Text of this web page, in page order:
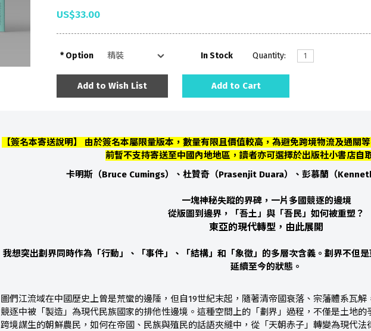
US$33.00
Option In Stock Quantity:
Add to Wish List Add to Cart
【簽名本寄送說明】 由於簽名本屬限量版本，數量有限且價值較高，為避免跨境物流及通關
前暫不支持寄送至中國內地地區，讀者亦可選擇於出版社小書店自
卡明斯（Bruce Cumings）、杜贊奇（Prasenjit Duara）、彭慕蘭（
一塊神秘失蹤的界碑，一片多國競逐的邊境
從版圖到邊界，「吾土」與「吾民」如何被重塑？
東亞的現代轉型，由此展開
我想突出劃界同時作為「行動」、「事件」、「結構」和「象徵」的多層次含義。劃界不但
延續至今的狀態。
圖們江流域在中國歷史上曾是荒蠻的邊陲，但自19世紀末起，隨著清帝國衰落、宗藩體系瓦
競逐中被「製造」為現代民族國家的排他性邊境。這種空間上的「劃界」過程，不僅是土地
跨境謀生的朝鮮農民，如何在帝國、民族與殖民的話語夾縫中，從「天朝赤子」轉變為現代法